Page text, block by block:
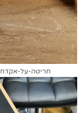
חריטה-על-אקדח